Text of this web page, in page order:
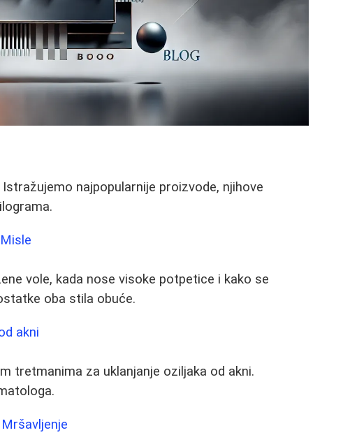
najpopularnije proizvode, njihove
vole, kada nose visoke potpetice i kako se
oba stila obuće.
akni
tretmanima za uklanjanje oziljaka od akni.